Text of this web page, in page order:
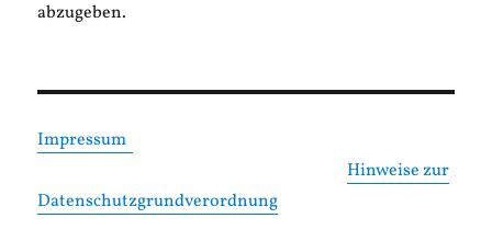
abzugeben.
Impressum
Hinweise zur
Datenschutzgrundverordnung